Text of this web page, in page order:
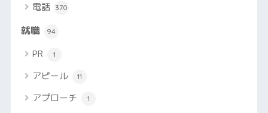
電話 370
就職 94
PR 1
アピール 11
アプローチ 1